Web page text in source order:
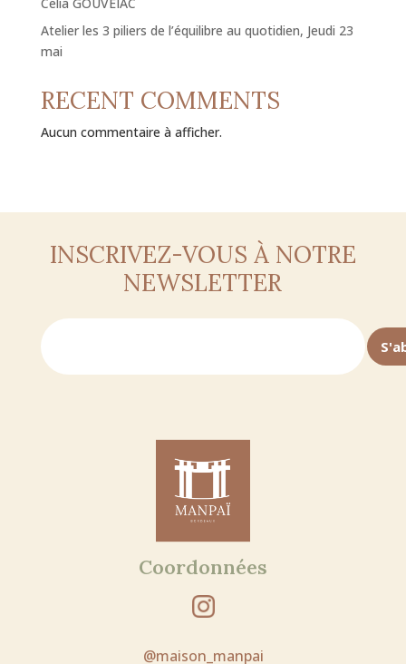
Atelier les 3 piliers de l’équilibre au quotidien, Jeudi 23
mai
RECENT COMMENTS
Aucun commentaire à afficher.
INSCRIVEZ-VOUS À NOTRE
NEWSLETTER
Coordonnées
@maison_manpai